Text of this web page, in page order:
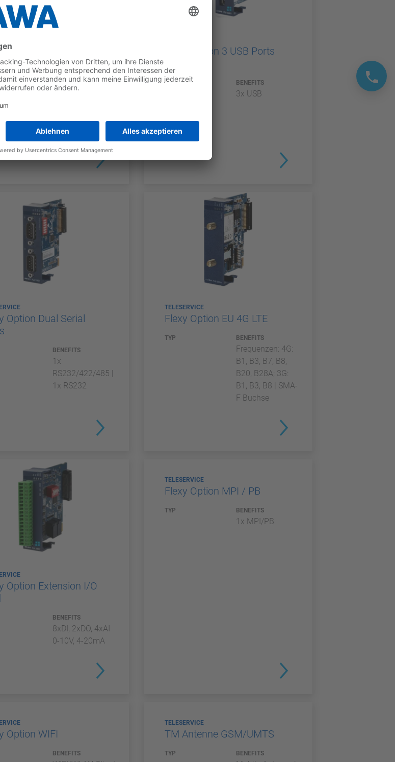
IOT Router
BENEFITS
Base Unit
Flexy Option 3 USB Ports
TYP BENEFITS
3x USB
Option Dual Serial
BENEFITS
1x
RS232/422/485 |
1x RS232
TELESERVICE
Flexy Option EU 4G LTE
TYP BENEFITS
Frequenzen: 4G:
B1, B3, B7, B8,
B20, B28A; 3G:
B1, B3, B8 | SMA-
F Buchse
Option Extension I/O
BENEFITS
8xDI, 2xDO, 4xAI
0-10V, 4-20mA
TELESERVICE
Flexy Option MPI / PB
TYP BENEFITS
1x MPI/PB
Option WIFI
BENEFITS
TELESERVICE
TM Antenne GSM/UMTS
TYP BENEFITS